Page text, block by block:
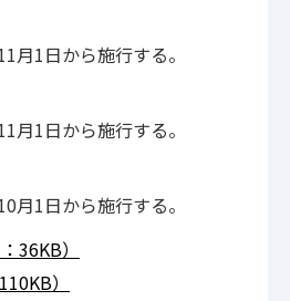
月1日から施行する。
月1日から施行する。
月1日から施行する。
36KB）
）